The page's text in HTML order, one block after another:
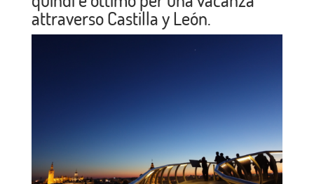
attraverso Castilla y León.